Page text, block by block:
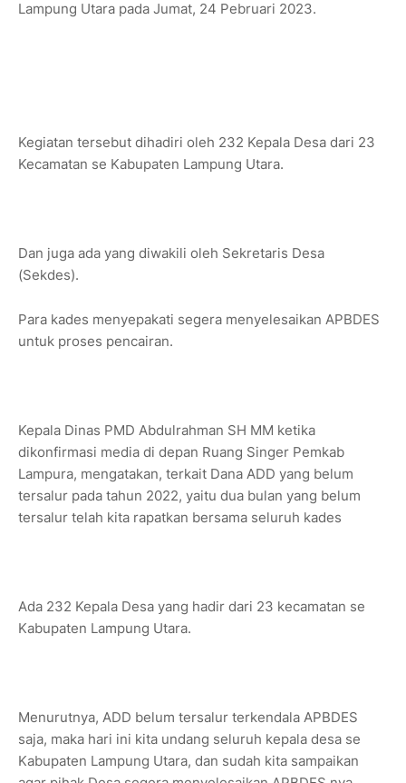
Lampung Utara pada Jumat, 24 Pebruari 2023.
Kegiatan tersebut dihadiri oleh 232 Kepala Desa dari 23
Kecamatan se Kabupaten Lampung Utara.
Dan juga ada yang diwakili oleh Sekretaris Desa
(Sekdes).
Para kades menyepakati segera menyelesaikan APBDES
untuk proses pencairan.
Kepala Dinas PMD Abdulrahman SH MM ketika
dikonfirmasi media di depan Ruang Singer Pemkab
Lampura, mengatakan, terkait Dana ADD yang belum
tersalur pada tahun 2022, yaitu dua bulan yang belum
tersalur telah kita rapatkan bersama seluruh kades
Ada 232 Kepala Desa yang hadir dari 23 kecamatan se
Kabupaten Lampung Utara.
Menurutnya, ADD belum tersalur terkendala APBDES
saja, maka hari ini kita undang seluruh kepala desa se
Kabupaten Lampung Utara, dan sudah kita sampaikan